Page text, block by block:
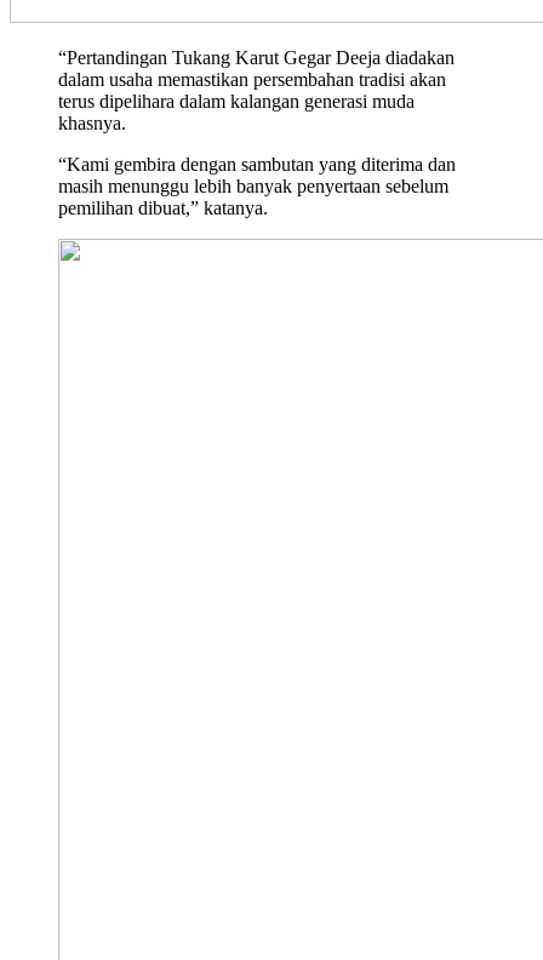
“Pertandingan Tukang Karut Gegar Deeja diadakan
dalam usaha memastikan persembahan tradisi akan
terus dipelihara dalam kalangan generasi muda
khasnya.
“Kami gembira dengan sambutan yang diterima dan
masih menunggu lebih banyak penyertaan sebelum
pemilihan dibuat,” katanya.